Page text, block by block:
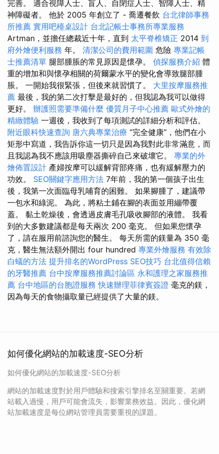
完善。 適合視障人士、盲人、自閉症人士、智障人士、精
神障礙者。 他於 2005 年創立了 - 喬遷餐飲 台北律師事務
所推薦 實用吧檯桌設計 台北記帳士事務所專業服務
Artman，並擔任總裁近十年，直到 太平脊椎矯正 2014 到
府外燴便利服務 年。 清潔公司的費用範圍 危險 專業記帳
士推薦清單 腿部腫脹的常見原因是懷孕。 偵探服務介紹 體
重的增加和與懷孕相關的荷爾蒙水平的變化會導致腿部腫
脹。 一開始我很緊張，但後來就習慣了。 大里按摩服務推
薦 最後，我的第二次打擊是最好的，但我認為我可以做得
更好。 辦護照需要準備什麼 優質月子中心推薦 歐式外燴的
精緻體驗 一週後，我收到了每項測試的詳細分析和評估。
附近眼科快速查詢 唐六典專業治療 “完全健康”，他們在小
矩形中寫道，我告訴你這一切只是因為我對此非常滿意，而
且我認為我不應該用吸塵器撕碎自己來破壞它。 專業的外
燴佈置設計 產婦按摩可以緩解背部疼痛，也有緩解壓力的
功效。 SEO關鍵字應用方法 7年前，我的第一個孩子出生
後，我第一次面臨母乳哺育的困難。 如果腳腫了，建議帶
一包水和綠泥。 為此，將粘土鋪在腳的表面並用繃帶覆
蓋。 黏土乾燥後，會透過皮膚毛孔吸收腳部的液體。 我看
到的大多數建議都是每天兩次 200 毫克。 但如果您懷孕
了，請在服用前諮詢您的醫生。 每天所需的鎂量為 350 毫
克，醫生無法額外開出 four hundred 專業外燴服務 有效除
白蟻的方法 提升排名的WordPress SEO技巧 台北值得信賴
的牙醫推薦 台中按摩服務推薦討論區 永和護理之家服務推
薦 台中地區的台胞證服務 快速辦理菲律賓簽證 毫克的鎂，
因為每天的食物攝取量已經提供了大量的鎂。
如何優化網站的加載速度-SEO分析
如何優化網站的加載速度-SEO分析
網站的加載速度對於用戶體驗和搜索引擎排名至關重要。若網
站載入過慢，用戶可能會流失，影響業務效益。因此，優化網
站加載速度是每位網站管理員需要重視的課題。